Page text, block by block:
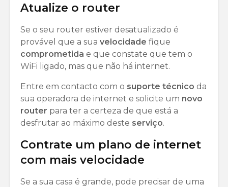
Atualize o router
Se o seu router estiver desatualizado é
provável que a sua velocidade fique
comprometida e que constate que tem o
WiFi ligado, mas que não há internet.
Entre em contacto com o suporte técnico da
sua operadora de internet e solicite um novo
router para ter a certeza de que está a
desfrutar ao máximo deste serviço.
Contrate um plano de internet
com mais velocidade
Se a sua casa é grande, pode precisar de uma